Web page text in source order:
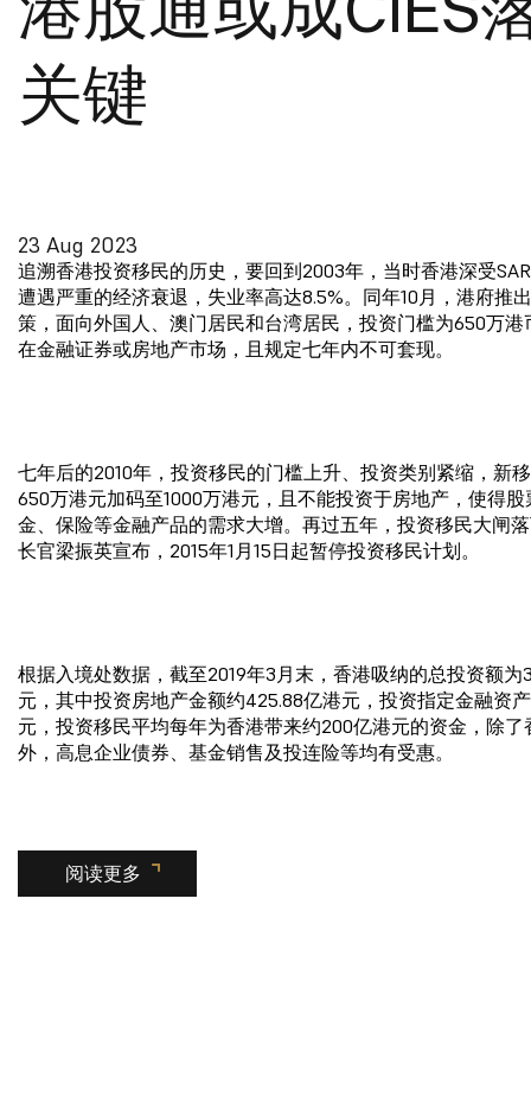
关键
23 Aug 2023
追溯香港投资移民的历史，要回到2003年，当时香港深受
遭遇严重的经济衰退，失业率高达8.5%。同年10月，港府推
策，面向外国人、澳门居民和台湾居民，投资门槛为650万港
在金融证券或房地产市场，且规定七年内不可套现。
七年后的2010年，投资移民的门槛上升、投资类别紧缩，新
650万港元加码至1000万港元，且不能投资于房地产，使得
金、保险等金融产品的需求大增。再过五年，投资移民大闸
长官梁振英宣布，2015年1月15日起暂停投资移民计划。
根据入境处数据，截至2019年3月末，香港吸纳的总投资额为
元，其中投资房地产金额约425.88亿港元，投资指定金融资
元，投资移民平均每年为香港带来约200亿港元的资金，除了
外，高息企业债券、基金销售及投连险等均有受惠。
阅读更多